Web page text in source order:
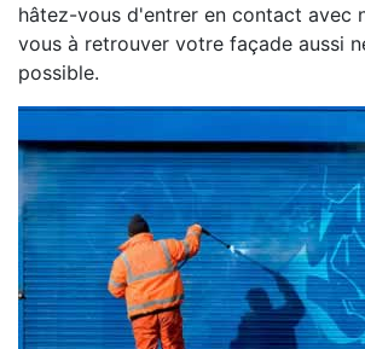
hâtez-vous d'entrer en contact avec
vous à retrouver votre façade aussi
possible.